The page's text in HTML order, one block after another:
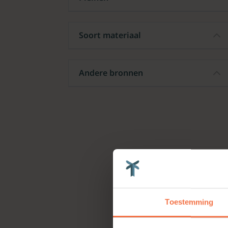
Toestemming
Soort materiaal
Andere bronnen